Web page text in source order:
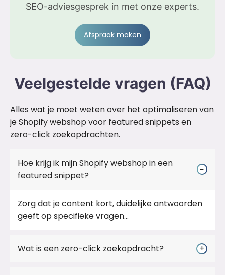
SEO-adviesgesprek in met onze experts.
Afspraak maken
Veelgestelde vragen (FAQ)
Alles wat je moet weten over het optimaliseren van
je Shopify webshop voor featured snippets en
zero-click zoekopdrachten.
Hoe krijg ik mijn Shopify webshop in een
featured snippet?
−
Zorg dat je content kort, duidelijke antwoorden
geeft op specifieke vragen...
Wat is een zero-click zoekopdracht? +